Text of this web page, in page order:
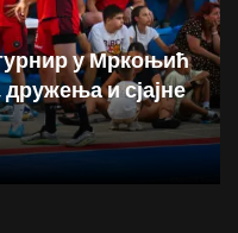
у Мркоњић
и сјајне